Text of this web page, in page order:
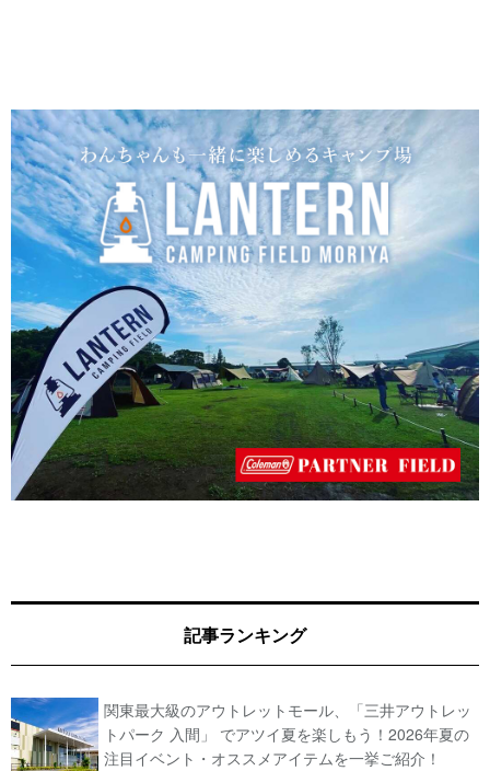
記事ランキング
関東最大級のアウトレットモール、「三井アウトレッ
トパーク 入間」 でアツイ夏を楽しもう！2026年夏の
注目イベント・オススメアイテムを一挙ご紹介！